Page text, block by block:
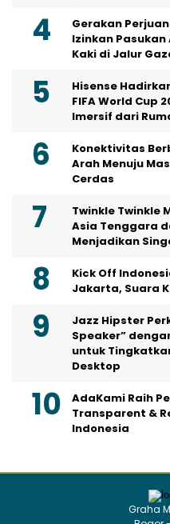
Gerakan
Izinkan
Kaki di Jalur
Hisense
FIFA World Cup
Imersif dari
Konektivitas
Arah Menuju
Cerdas
Twinkle Twinkle
Asia Tenggara
Menjadikan
Kick Off
Jakarta, Suara
Jazz Hipster
Speaker”
untuk
Desktop
AdaKami Raih
Transparent &
Indonesia
Graha